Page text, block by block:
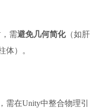
需避免几何简化（如肝
体）。
需在Unity中整合物理引